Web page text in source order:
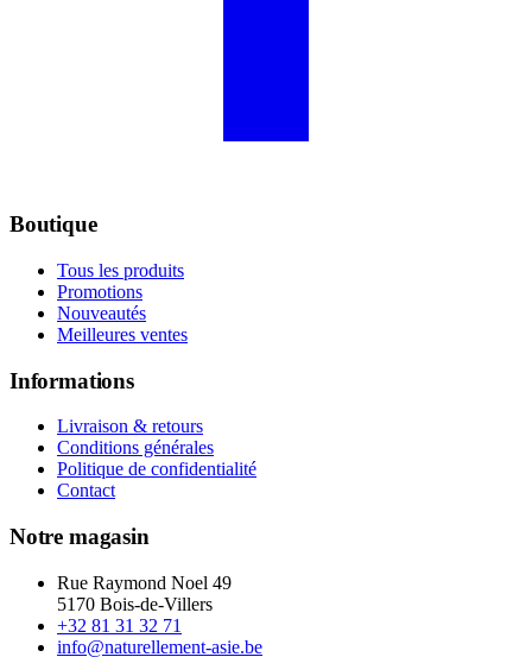
Boutique
Tous les produits
Promotions
Nouveautés
Meilleures ventes
Informations
Livraison & retours
Conditions générales
Politique de confidentialité
Contact
Notre magasin
Rue Raymond Noel 49
5170 Bois-de-Villers
+32 81 31 32 71
info@naturellement-asie.be